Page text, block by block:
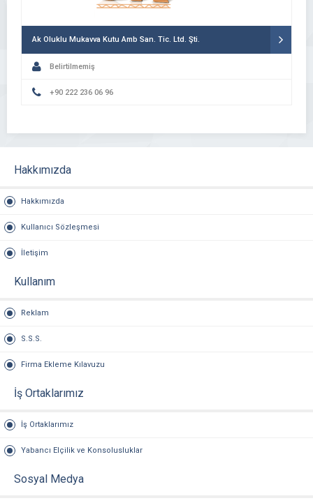
Ak Oluklu Mukavva Kutu Amb San. Tic. Ltd. Şti.
Belirtilmemiş
+90 222 236 06 96
Hakkımızda
Hakkımızda
Kullanıcı Sözleşmesi
İletişim
Kullanım
Reklam
S.S.S.
Firma Ekleme Kılavuzu
İş Ortaklarımız
İş Ortaklarımız
Yabancı Elçilik ve Konsolusluklar
Sosyal Medya